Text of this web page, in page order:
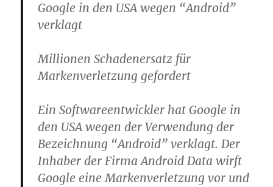
Google in den USA wegen “Android”
verklagt
Millionen Schadenersatz für
Markenverletzung gefordert
Ein Softwareentwickler hat Google in
den USA wegen der Verwendung der
Bezeichnung “Android” verklagt. Der
Inhaber der Firma Android Data wirft
Google eine Markenverletzung vor und